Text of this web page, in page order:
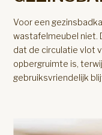
Voor een
wastafelmeubel niet.
dat de circulatie vlot
opbergruimte is,
gebruiksvriendelijk